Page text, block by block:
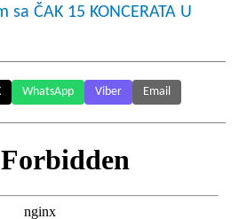
sa ČAK 15 KONCERATA U
WhatsApp Viber Email